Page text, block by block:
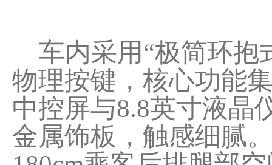
车内采用“极简环抱
物理按键，核心功能
中控屏与8.8英寸液晶
金属饰板，触感细腻